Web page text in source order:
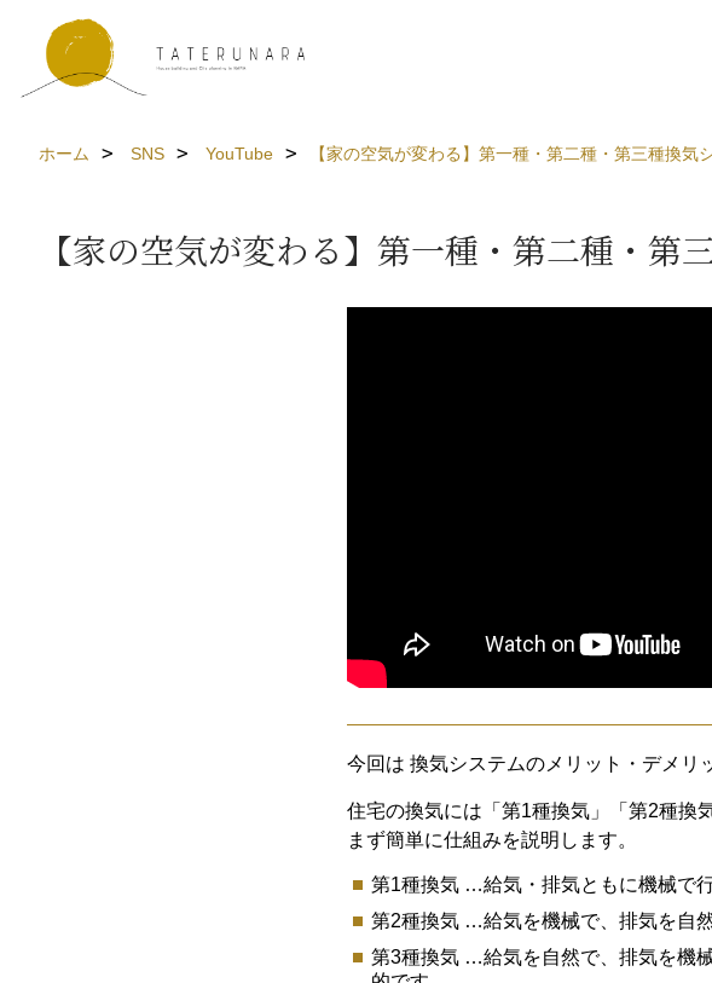
ホーム SNS YouTube 【家の空気が変わる】第一種・第二種・第三種換気
【家の空気が変わる】第一種・第二種・
今回は 換気システムのメリット・デメリ
住宅の換気には「第1種換気」「第2種換
まず簡単に仕組みを説明します。
第1種換気 …給気・排気ともに機械で
第2種換気 …給気を機械で、排気を自
第3種換気 …給気を自然で、排気を機